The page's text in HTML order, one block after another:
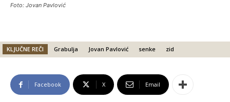
Foto: Jovan Pavlović
KLJUČNE REČI Grabulja Jovan Pavlović senke zid
Facebook X Email